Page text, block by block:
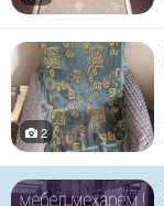
2